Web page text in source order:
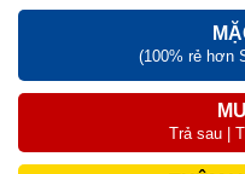
(100% rẻ hơn
Trả sau |